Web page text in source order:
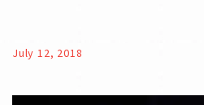
July 12, 2018